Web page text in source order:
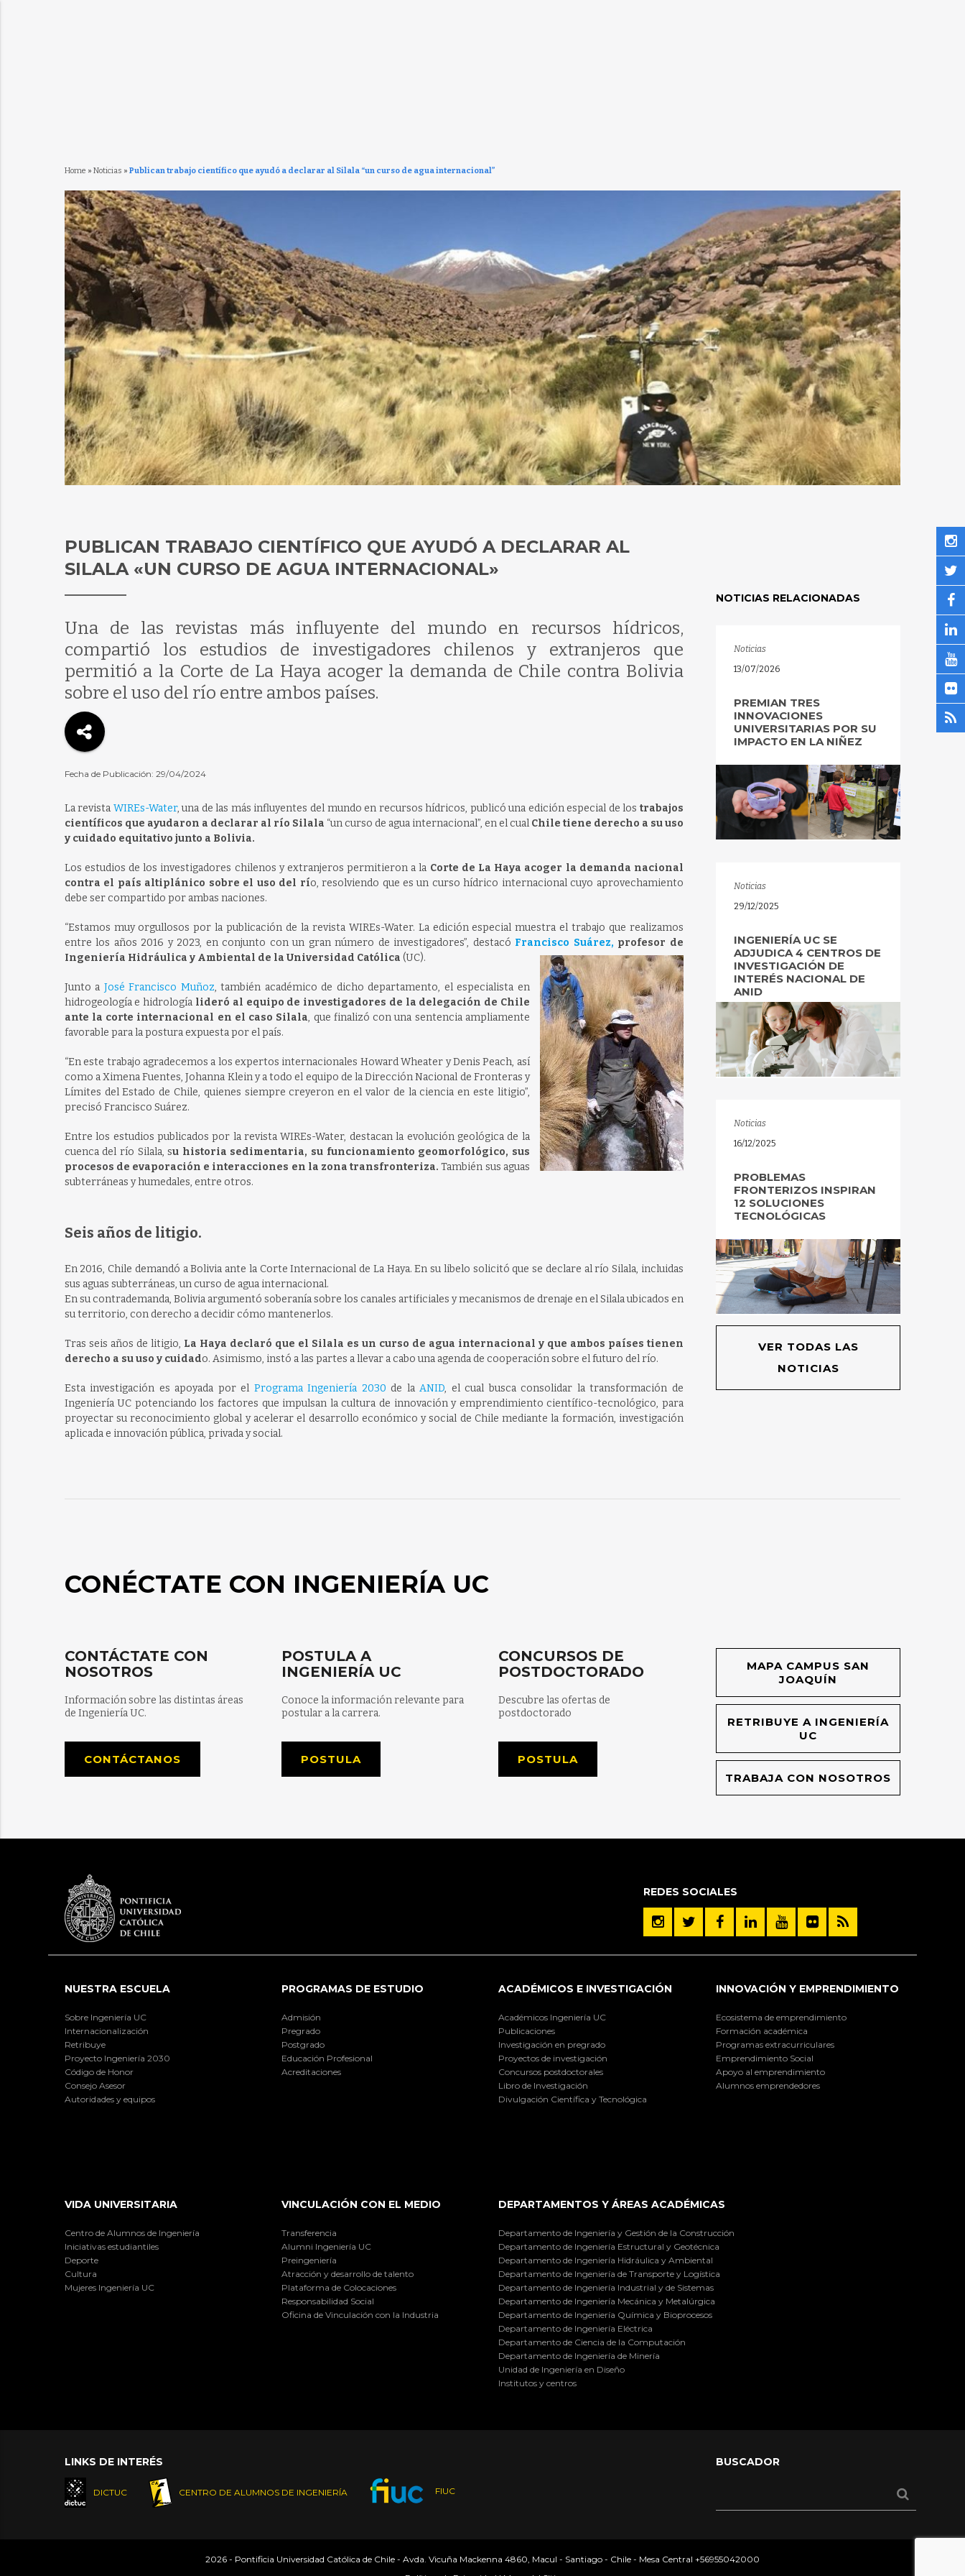
Home » Noticias » Publican trabajo científico que ayudó a declarar al Silala “un curso de agua internacional”
PUBLICAN TRABAJO CIENTÍFICO QUE AYUDÓ A DECLARAR AL
SILALA «UN CURSO DE AGUA INTERNACIONAL»
Una de las revistas más influyente del mundo en recursos hídricos,
compartió los estudios de investigadores chilenos y extranjeros que
permitió a la Corte de La Haya acoger la demanda de Chile contra Bolivia
sobre el uso del río entre ambos países.
Fecha de Publicación: 29/04/2024
La revista WIREs-Water, una de las más influyentes del mundo en recursos hídricos, publicó una edición especial de los trabajos
científicos que ayudaron a declarar al río Silala “un curso de agua internacional”, en el cualChile tiene derecho a su uso
y cuidado equitativo junto a Bolivia.
Los estudios de los investigadores chilenos y extranjeros permitieron a la Corte de La Haya acoger la demanda nacional
contra el país altiplánico sobre el uso del río, resolviendo que es un curso hídrico internacional cuyo aprovechamiento
debe ser compartido por ambas naciones.
“Estamos muy orgullosos por la publicación de la revista WIREs-Water. La edición especial muestra el trabajo que realizamos
entre los años 2016 y 2023, en conjunto con un gran número de investigadores”, destacó Francisco Suárez, profesor de
Ingeniería Hidráulica y Ambiental de la Universidad Católica (UC).
Junto a José Francisco Muñoz, también académico de dicho departamento, el especialista en
hidrogeología e hidrología lideró al equipo de investigadores de la delegación de Chile
ante la corte internacional en el caso Silala, que finalizó con una sentencia ampliamente
favorable para la postura expuesta por el país.
“En este trabajo agradecemos a los expertos internacionales Howard Wheater y Denis Peach, así
como a Ximena Fuentes, Johanna Klein y a todo el equipo de la Dirección Nacional de Fronteras y
Límites del Estado de Chile, quienes siempre creyeron en el valor de la ciencia en este litigio”,
precisó Francisco Suárez.
Entre los estudios publicados por la revista WIREs-Water, destacan la evolución geológica de la
cuenca del río Silala, su historia sedimentaria, su funcionamiento geomorfológico, sus
procesos de evaporación e interacciones en la zona transfronteriza. También sus aguas
subterráneas y humedales, entre otros.
Seis años de litigio.
En 2016, Chile demandó a Bolivia ante la Corte Internacional de La Haya. En su libelo solicitó que se declare al río Silala, incluidas
sus aguas subterráneas, un curso de agua internacional.
En su contrademanda, Bolivia argumentó soberanía sobre los canales artificiales y mecanismos de drenaje en el Silala ubicados en
su territorio, con derecho a decidir cómo mantenerlos.
Tras seis años de litigio, La Haya declaró que el Silala es un curso de agua internacional y que ambos países tienen
derecho a su uso y cuidado. Asimismo, instó a las partes a llevar a cabo una agenda de cooperación sobre el futuro del río.
Esta investigación es apoyada por el Programa Ingeniería 2030 de laANID, el cual busca consolidar la transformación de
Ingeniería UC potenciando los factores que impulsan la cultura de innovación y emprendimiento científico-tecnológico, para
proyectar su reconocimiento global y acelerar el desarrollo económico y social de Chile mediante la formación, investigación
aplicada e innovación pública, privada y social.
NOTICIAS RELACIONADAS
Noticias
13/07/2026
PREMIAN TRES
INNOVACIONES
UNIVERSITARIAS POR SU
IMPACTO EN LA NIÑEZ
Noticias
29/12/2025
INGENIERÍA UC SE
ADJUDICA 4 CENTROS DE
INVESTIGACIÓN DE
INTERÉS NACIONAL DE
ANID
Noticias
16/12/2025
PROBLEMAS
FRONTERIZOS INSPIRAN
12 SOLUCIONES
TECNOLÓGICAS
VER TODAS LAS
NOTICIAS
CONÉCTATE CON INGENIERÍA UC
CONTÁCTATE CON
NOSOTROS
Información sobre las distintas áreas
de Ingeniería UC.
CONTÁCTANOS
POSTULA A
INGENIERÍA UC
Conoce la información relevante para
postular a la carrera.
POSTULA
CONCURSOS DE
POSTDOCTORADO
Descubre las ofertas de
postdoctorado
POSTULA
MAPA CAMPUS SAN
JOAQUÍN
RETRIBUYE A INGENIERÍA
UC
TRABAJA CON NOSOTROS
REDES SOCIALES
NUESTRA ESCUELA
Sobre Ingeniería UC
Internacionalización
Retribuye
Proyecto Ingeniería 2030
Código de Honor
Consejo Asesor
Autoridades y equipos
PROGRAMAS DE ESTUDIO
Admisión
Pregrado
Postgrado
Educación Profesional
Acreditaciones
ACADÉMICOS E INVESTIGACIÓN
Académicos Ingeniería UC
Publicaciones
Investigación en pregrado
Proyectos de investigación
Concursos postdoctorales
Libro de Investigación
Divulgación Científica y Tecnológica
INNOVACIÓN Y EMPRENDIMIENTO
Ecosistema de emprendimiento
Formación académica
Programas extracurriculares
Emprendimiento Social
Apoyo al emprendimiento
Alumnos emprendedores
VIDA UNIVERSITARIA
Centro de Alumnos de Ingeniería
Iniciativas estudiantiles
Deporte
Cultura
Mujeres Ingeniería UC
VINCULACIÓN CON EL MEDIO
Transferencia
Alumni Ingeniería UC
Preingeniería
Atracción y desarrollo de talento
Plataforma de Colocaciones
Responsabilidad Social
Oficina de Vinculación con la Industria
DEPARTAMENTOS Y ÁREAS ACADÉMICAS
Departamento de Ingeniería y Gestión de la Construcción
Departamento de Ingeniería Estructural y Geotécnica
Departamento de Ingeniería Hidráulica y Ambiental
Departamento de Ingeniería de Transporte y Logística
Departamento de Ingeniería Industrial y de Sistemas
Departamento de Ingeniería Mecánica y Metalúrgica
Departamento de Ingeniería Química y Bioprocesos
Departamento de Ingeniería Eléctrica
Departamento de Ciencia de la Computación
Departamento de Ingeniería de Minería
Unidad de Ingeniería en Diseño
Institutos y centros
LINKS DE INTERÉS
DICTUC CENTRO DE ALUMNOS DE INGENIERÍA FIUC
BUSCADOR
2026 - Pontificia Universidad Católica de Chile - Avda. Vicuña Mackenna 4860, Macul - Santiago - Chile - Mesa Central +56955042000